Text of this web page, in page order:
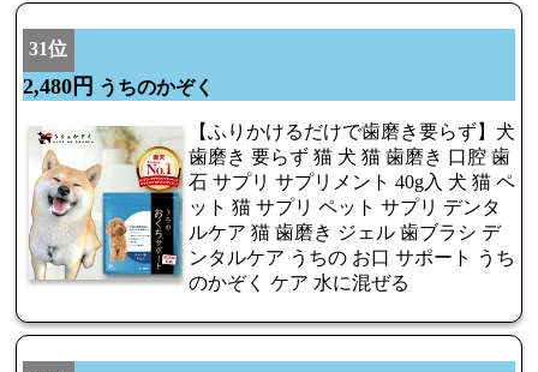
31位
2,480円 うちのかぞく
【ふりかけるだけで歯磨き要らず】犬
歯磨き 要らず 猫 犬 猫 歯磨き 口腔 歯
石 サプリ サプリメント 40g入 犬 猫 ペ
ット 猫 サプリ ペット サプリ デンタ
ルケア 猫 歯磨き ジェル 歯ブラシ デ
ンタルケア うちの お口 サポート うち
のかぞく ケア 水に混ぜる